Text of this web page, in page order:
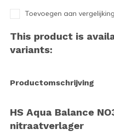
Toevoegen aan vergelijking
This product is
variants:
Productomschrijving
HS Aqua Balance
nitraatverlager